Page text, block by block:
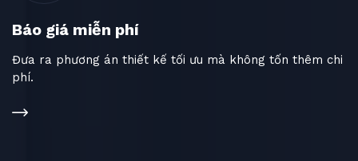
Báo giá miễn phí
Đưa ra phương án thiết kế tối ưu mà không tốn thêm chi
phí.